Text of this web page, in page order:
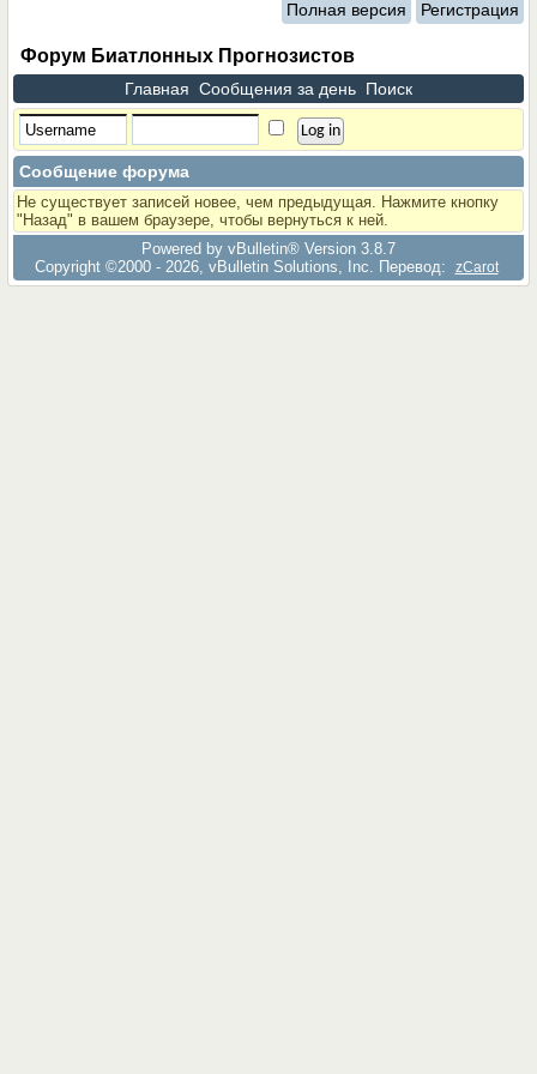
Полная версия Регистрация
Форум Биатлонных Прогнозистов
Главная Сообщения за день Поиск
Сообщение форума
Не существует записей новее, чем предыдущая. Нажмите кнопку
"Назад" в вашем браузере, чтобы вернуться к ней.
Powered by vBulletin® Version 3.8.7
Copyright ©2000 - 2026, vBulletin Solutions, Inc. Перевод:
zCarot